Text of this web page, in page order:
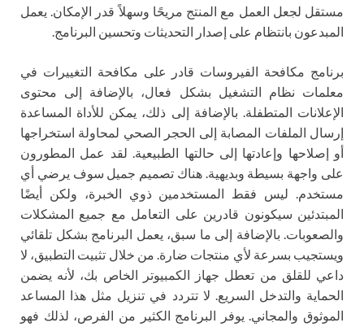
مستقل لجعل العمل مع المنتج مريحًا وسهلاً قدر الإمكان. يعمل
المبدعون بانتظام على إصدار التحديثات وتحسين البرنامج.
برنامج مكافحة الفيروسات قادر على مكافحة التغييرات في
معلمات نظام التشغيل بشكل فعال، بالإضافة إلى محتوى
الإعلانات المتطفلة. بالإضافة إلى ذلك، يمكن للأداة المساعدة
إرسال الملفات المصابة إلى الحجر الصحي لمحاولة استخراجها
أو إصلاحها وإعادتها إلى حالتها الطبيعية. لقد عمل المطورون
على واجهة بسيطة وبديهية. هناك تصميم جميل سوف يرضي أي
مستخدم. ليس فقط المستخدمين ذوي الخبرة، ولكن أيضًا
المبتدئين سيكونون قادرين على التعامل مع جميع المشكلات
والصعوبات. بالإضافة إلى ما سبق، يعمل البرنامج بشكل تلقائي
ويستجيب بسرعة لأي منتجات ضارة. من خلال تثبيت التطبيق، لا
داعي للقلق من تعطل جهاز الكمبيوتر الخاص بك، لأنه يضمن
الحماية والتدخل السريع. لا تتردد في تنزيل مثل هذا المساعد
الموثوق والمجاني. يوفر البرنامج الكثير من الفرص، لذلك فهو